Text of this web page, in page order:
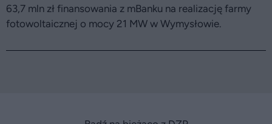
63,7 mln zł finansowania z mBanku na realizację farmy
fotowoltaicznej o mocy 21 MW w Wymysłowie.